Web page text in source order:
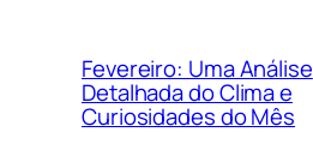
Fevereiro: Uma Análise
Detalhada do Clima e
Curiosidades do Mês